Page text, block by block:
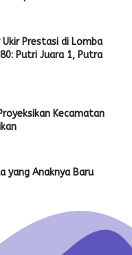
Ukir Prestasi di Lomba
Putri Juara 1, Putra
Kecamatan
yang Anaknya Baru